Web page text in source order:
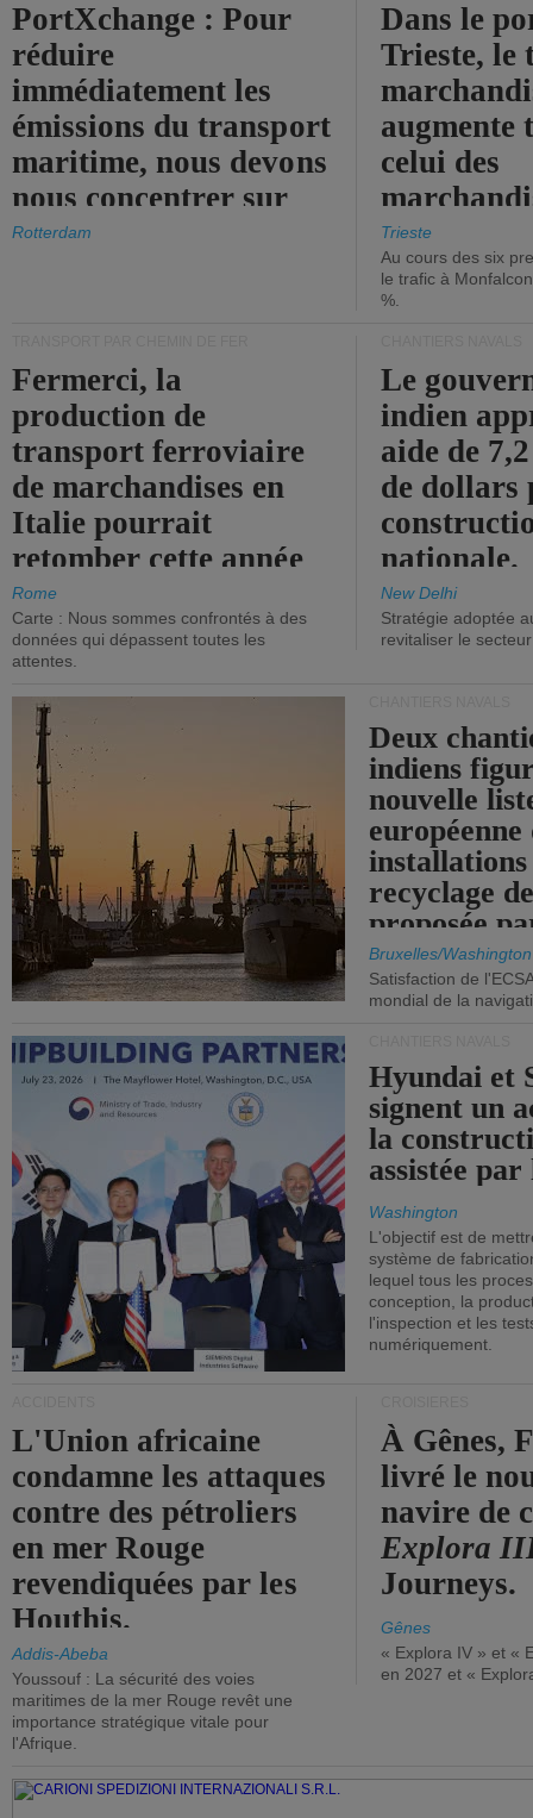
PortXchange : Pour
réduire
immédiatement les
émissions du transport
maritime, nous devons
nous concentrer sur
les ports.
Rotterdam
Dans le
Trieste, le
augmente
celui des
diminue.
Trieste
Au cours des six
le trafic à
%.
Fermerci, la
production de
transport ferroviaire
de marchandises en
Italie pourrait
retomber cette année
aux niveaux de 2015.
Rome
Carte : Nous sommes confrontés à des
données qui dépassent toutes les
attentes.
Le
indien
aide de
de dollars
nationale.
New Delhi
Stratégie adoptée
revitaliser le secteur
Deux
indiens
nouvelle
européenne
installations
recyclage
proposée
Bruxelles/Washington
Satisfaction de
mondial de la
Hyundai et
signent un
la
assistée
Washington
L'objectif est de
système de
lequel tous les
conception, la
l'inspection et les
numériquement.
L'Union africaine
condamne les attaques
contre des pétroliers
en mer Rouge
revendiquées par les
Houthis.
Addis-Abeba
Youssouf : La sécurité des voies
maritimes de la mer Rouge revêt une
importance stratégique vitale pour
l'Afrique.
À Gênes,
livré le
navire de
Explora
Journeys.
Gênes
« Explora IV » et «
en 2027 et «